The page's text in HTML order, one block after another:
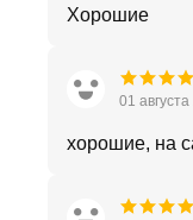
Хорошие
01
хорошие, на